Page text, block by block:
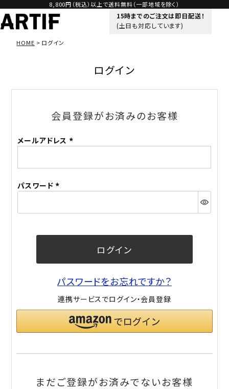
8,800円（税込）以上で送料無料（一部地域を除く）
15時までのご注文は即日配送！
(土日も対応しています)
HOME ログイン
ログイン
会員登録がお済みのお客様
メールアドレス
パスワード
ログイン
パスワードをお忘れですか？
連携サービスでログイン・会員登録
まだご登録がお済みでないお客様